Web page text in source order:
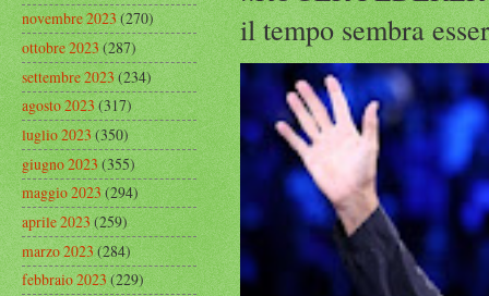
il tempo sembra
novembre 2023(270)
ottobre 2023(287)
settembre 2023(234)
agosto 2023(317)
luglio 2023(350)
giugno 2023(355)
maggio 2023(294)
aprile 2023(259)
marzo 2023(284)
febbraio 2023(229)